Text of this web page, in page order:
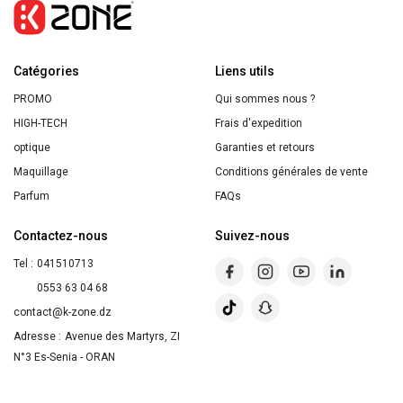
intensive
blackhead
Catégories
PROMO
HIGH-TECH
optique
Maquillage
Parfum
Liens utils
Qui sommes nous ?
Frais d'expedition
Garanties et retours
Conditions générales de vente
FAQs
Contactez-nous
Tel : 041510713
0553 63 04 68
contact@k-zone.dz
Adresse : Avenue des Martyrs, ZI
N°3 Es-Senia - ORAN
Suivez-nous